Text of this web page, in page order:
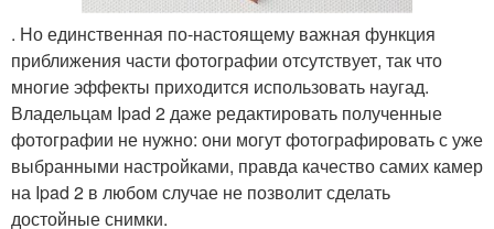
. Но единственная по-настоящему важная функция
приближения части фотографии отсутствует, так что
многие эффекты приходится использовать наугад.
Владельцам Ipad 2 даже редактировать полученные
фотографии не нужно: они могут фотографировать с уже
выбранными настройками, правда качество самих камер
на Ipad 2 в любом случае не позволит сделать
достойные снимки.